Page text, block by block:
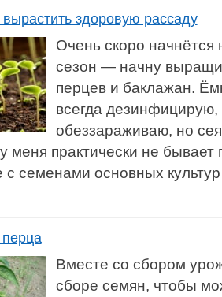
здоровую рассаду
Очень скоро начнётся
сезон — начну
перцев и баклажан.
всегда
обеззараживаю, но
меня практически не бывает
семенами основных
Вместе со сбором
сборе семян, чтобы